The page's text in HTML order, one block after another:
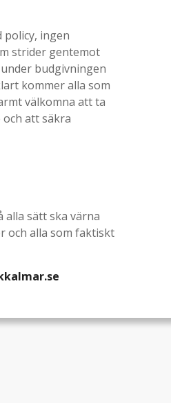
ingen
strider gentemot
budgivningen
kommer alla som
välkomna att ta
att säkra
alla sätt ska värna
och alla som faktiskt